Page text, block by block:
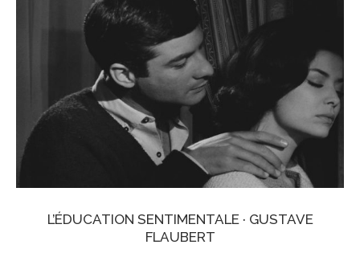
L’ÉDUCATION SENTIMENTALE · GUSTAVE
FLAUBERT